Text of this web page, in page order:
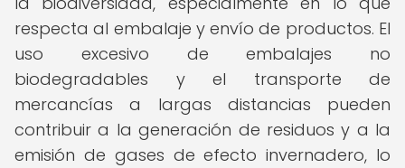
respecta al embalaje y envío de productos. El
uso excesivo de embalajes no
biodegradables y el transporte de
mercancías a largas distancias pueden
contribuir a la generación de residuos y a la
emisión de gases de efecto invernadero, lo